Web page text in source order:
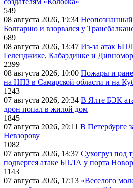
создателям «Колобка»
549
08 августа 2026, 19:34
Болгарию и взорвался у
689
08 августа 2026, 13:47 Из-за атак
Геленджике, Кабардинке и
2399
08 августа 2026, 10:00 Пожары и
на НПЗ в Самарской области и на
1243
07 августа 2026, 20:34 В Ялте БЭК
дрон попал в жилой дом
1845
07 августа 2026, 20:11 В Петербурге
Невзорову
1082
07 августа 2026, 18:37 Сухогруз под
подвергся атаке БПЛА у порта
1143
07 августа 2026, 17:13 «Веселого